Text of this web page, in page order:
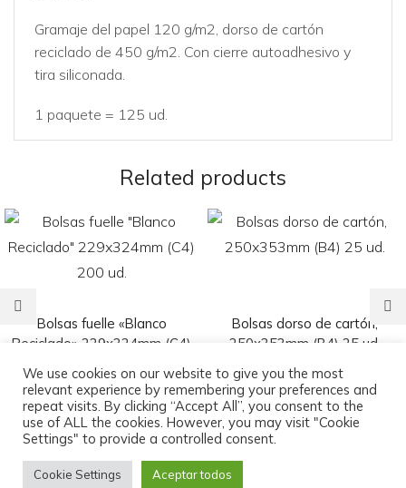
Gramaje del papel 120 g/m2, dorso de cartón
reciclado de 450 g/m2. Con cierre autoadhesivo y
tira siliconada.
1 paquete = 125 ud.
Related products
Bolsas fuelle «Blanco
Reciclado» 229x324mm (C4)
200 ud.
65,95€
Bolsas dorso de cartón,
250x353mm (B4) 25 ud.
6,25€
We use cookies on our website to give you the most
relevant experience by remembering your preferences and
repeat visits. By clicking “Accept All”, you consent to the
use of ALL the cookies. However, you may visit "Cookie
Settings" to provide a controlled consent.
Cookie Settings Aceptar todos